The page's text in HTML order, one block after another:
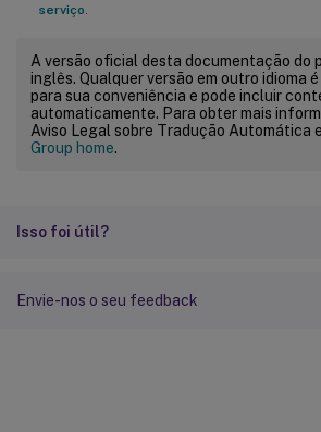
serviço
A versão oficial desta documentação do
inglês. Qualquer versão em outro idioma
para sua conveniência e pode incluir
automaticamente. Para obter mais
Aviso Legal sobre Tradução Automática
Group home.
Isso foi útil?
Envie-nos o seu feedback